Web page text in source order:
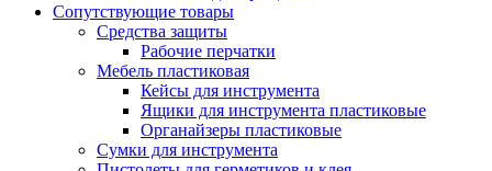
Сопутствующие товары
Средства защиты
Рабочие перчатки
Мебель пластиковая
Кейсы для инструмента
Ящики для инструмента пластиковые
Органайзеры пластиковые
Сумки для инструмента